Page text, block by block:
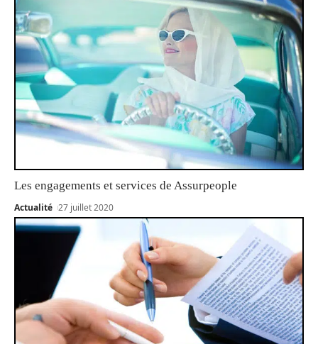
Les engagements et services de Assurpeople
Actualité 27 juillet 2020